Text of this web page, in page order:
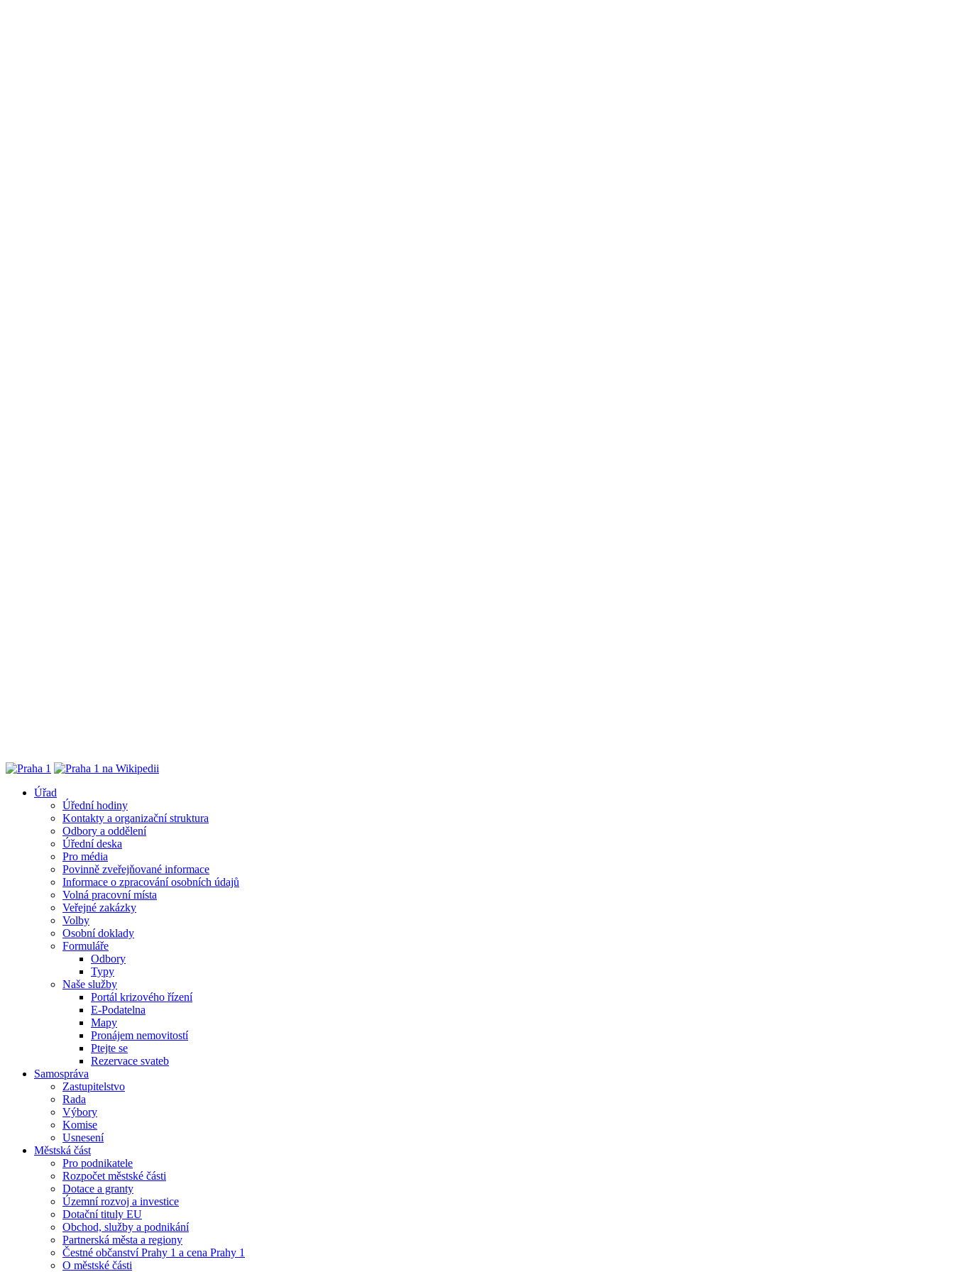
Úřad
Úřední hodiny
Kontakty a organizační struktura
Odbory a oddělení
Úřední deska
Pro média
Povinně zveřejňované informace
Informace o zpracování osobních údajů
Volná pracovní místa
Veřejné zakázky
Volby
Osobní doklady
Formuláře
Odbory
Typy
Naše služby
Portál krizového řízení
E-Podatelna
Mapy
Pronájem nemovitostí
Ptejte se
Rezervace svateb
Samospráva
Zastupitelstvo
Rada
Výbory
Komise
Usnesení
Městská část
Pro podnikatele
Rozpočet městské části
Dotace a granty
Územní rozvoj a investice
Dotační tituly EU
Obchod, služby a podnikání
Partnerská města a regiony
Čestné občanství Prahy 1 a cena Prahy 1
O městské části